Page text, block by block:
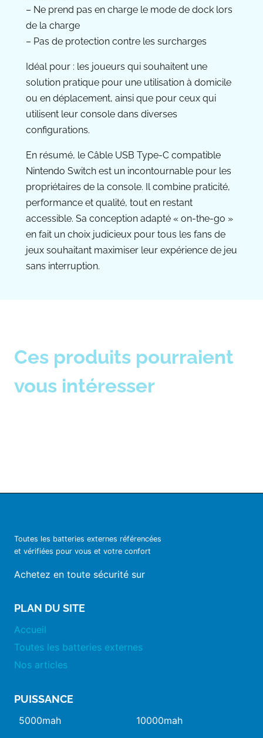
– Ne prend pas en charge le mode de dock lors
de la charge
– Pas de protection contre les surcharges
Idéal pour : les joueurs qui souhaitent une
solution pratique pour une utilisation à domicile
ou en déplacement, ainsi que pour ceux qui
utilisent leur console dans diverses
configurations.
En résumé, le Câble USB Type-C compatible
Nintendo Switch est un incontournable pour les
propriétaires de la console. Il combine praticité,
performance et qualité, tout en restant
accessible. Sa conception adapté « on-the-go »
en fait un choix judicieux pour tous les fans de
jeux souhaitant maximiser leur expérience de jeu
sans interruption.
Ces produits pourraient
vous intéresser
Toutes les batteries externes référencées
et vérifiées pour vous et votre confort
Achetez en toute sécurité sur
PLAN DU SITE
Accueil
Toutes les batteries externes
Nos articles
PUISSANCE
5000mah 10000mah